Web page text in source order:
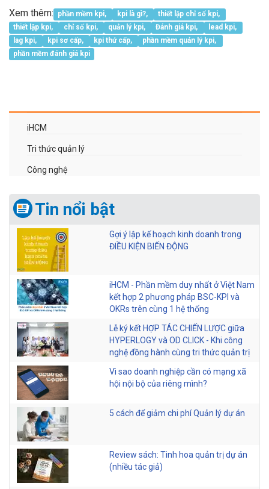
Xem thêm:
phần mềm kpi, kpi là gì?,
thiết lập chỉ số kpi,
thiết lập kpi,
chỉ số kpi, quản lý kpi, Đánh giá kpi,
lead kpi,
lag kpi,
kpi sơ cấp, kpi thứ cấp,
phần mềm quản lý kpi,
phần mềm đánh giá kpi
iHCM
Tri thức quản lý
Công nghệ
Tin nổi bật
Gợi ý lập kế hoạch kinh doanh trong
ĐIỀU KIỆN BIẾN ĐỘNG
iHCM - Phần mềm duy nhất ở Việt Nam
kết hợp 2 phương pháp BSC-KPI và
OKRs trên cùng 1 hệ thống
Lễ ký kết HỢP TÁC CHIẾN LƯỢC giữa
HYPERLOGY và OD CLICK - Khi công
nghệ đồng hành cùng tri thức quản trị
Vì sao doanh nghiệp cần có mạng xã
hội nội bộ của riêng mình?
5 cách để giảm chi phí Quản lý dự án
Review sách: Tinh hoa quản trị dự án
(nhiều tác giả)